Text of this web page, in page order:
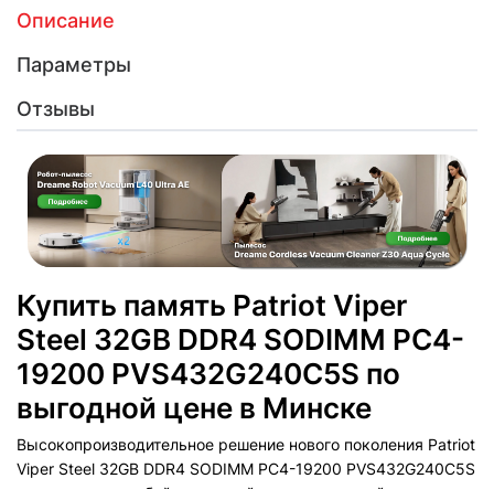
Описание
Параметры
Отзывы
Купить память Patriot Viper
Steel 32GB DDR4 SODIMM PC4-
19200 PVS432G240C5S по
выгодной цене в Минске
Высокопроизводительное решение нового поколения Patriot
Viper Steel 32GB DDR4 SODIMM PC4-19200 PVS432G240C5S